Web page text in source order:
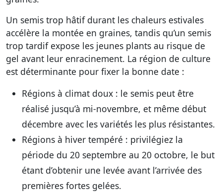
Un semis trop hâtif durant les chaleurs estivales
accélère la montée en graines, tandis qu’un semis
trop tardif expose les jeunes plants au risque de
gel avant leur enracinement. La région de culture
est déterminante pour fixer la bonne date :
Régions à climat doux : le semis peut être
réalisé jusqu’à mi-novembre, et même début
décembre avec les variétés les plus résistantes.
Régions à hiver tempéré : privilégiez la
période du 20 septembre au 20 octobre, le but
étant d’obtenir une levée avant l’arrivée des
premières fortes gelées.